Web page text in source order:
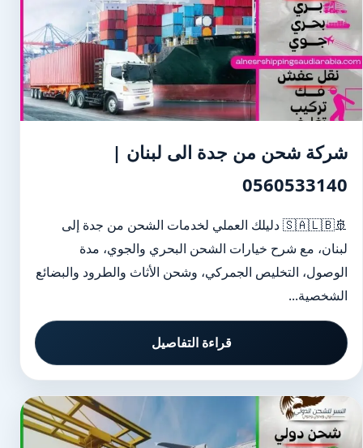
شركة شحن من جدة الى لبنان |
0560533140
🚢🇸🇦🇱🇧 دليلك العملي لخدمات الشحن من جدة إلى
لبنان، مع شرح خيارات الشحن البحري والجوي، مدة
الوصول، التخليص الجمركي، وشحن الأثاث والطرود والبضائع
الشخصية...
قراءة التفاصيل